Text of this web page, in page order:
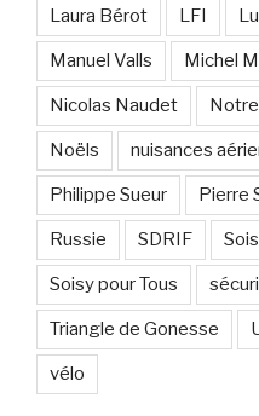
Laura Bérot LFI
Manuel Valls Michel
Nicolas Naudet
Noëls nuisances
Philippe Sueur Pierre
Russie SDRIF
Soisy pour Tous
Triangle de Gonesse
vélo